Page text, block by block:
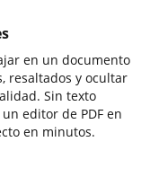
en un documento
resaltados y ocultar
Sin texto
editor de PDF en
en minutos.